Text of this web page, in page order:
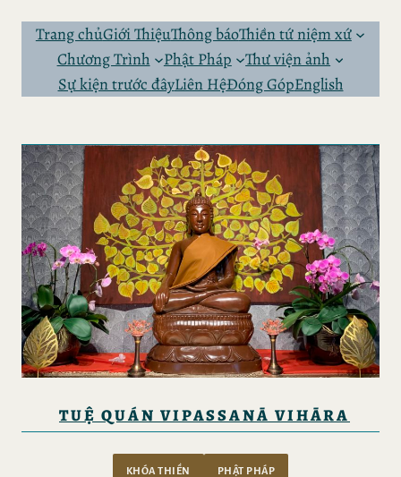
Trang chủGiới ThiệuThông báoThiền tứ niệm xứ
Chương Trình
Phật Pháp
Thư viện ảnh
Sự kiện trước đâyLiên HệĐóng GópEnglish
TUỆ QUÁN VIPASSANĀ VIHĀRA
KHÓA THIỀN PHẬT PHÁP